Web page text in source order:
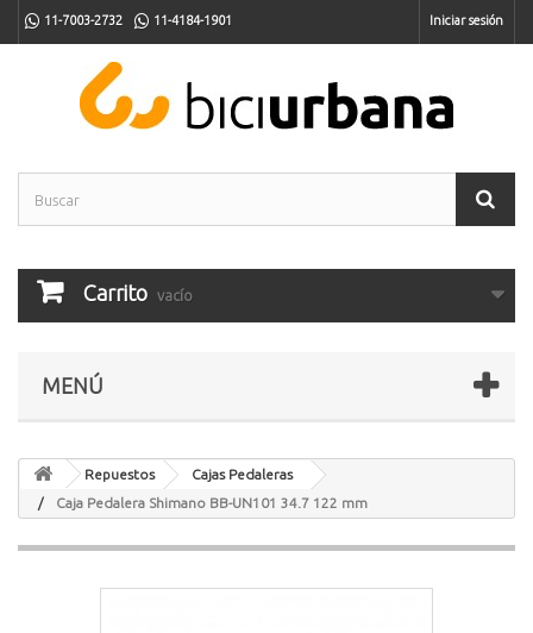
11-7003-2732 11-4184-1901 Iniciar sesión
Carrito vacío
MENÚ
Repuestos
Cajas Pedaleras
Caja Pedalera Shimano BB-UN101 34.7 122 mm